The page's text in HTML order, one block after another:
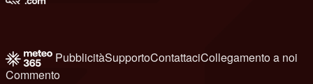
PubblicitàSupportoContattaciCollegamento a noi
Commento